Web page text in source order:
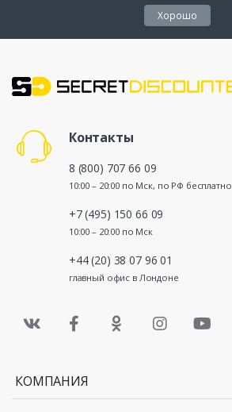
Хорошо
Контакты
8 (800) 707 66 09
10:00 – 20:00 по Мск, по РФ бесплатно
+7 (495) 150 66 09
10:00 – 20:00 по Мск
+44 (20) 38 07 96 01
главный офис в Лондоне
КОМПАНИЯ